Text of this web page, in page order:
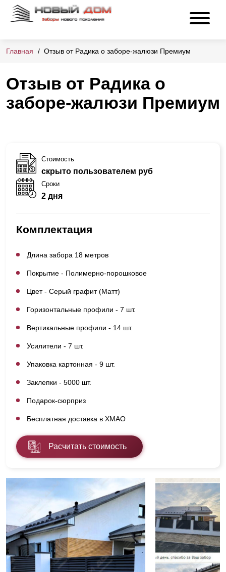
Главная Отзыв от Радика о заборе-жалюзи Премиум
Отзыв от Радика о
заборе-жалюзи Премиум
Стоимость
скрыто пользователем руб
Сроки
2 дня
Комплектация
Длина забора 18 метров
Покрытие - Полимерно-порошковое
Цвет - Серый графит (Матт)
Горизонтальные профили - 7 шт.
Вертикальные профили - 14 шт.
Усилители - 7 шт.
Упаковка картонная - 9 шт.
Заклепки - 5000 шт.
Подарок-сюрприз
Бесплатная доставка в ХМАО
Расчитать стоимость